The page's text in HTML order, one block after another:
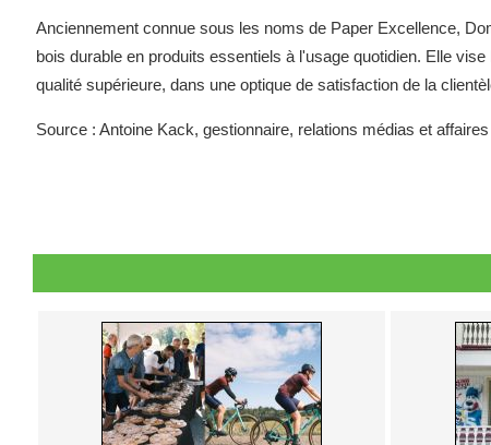
Anciennement connue sous les noms de Paper Excellence,
bois durable en produits essentiels à l'usage quotidien. Elle
qualité supérieure, dans une optique de satisfaction de la
Source : Antoine Kack, gestionnaire, relations médias et